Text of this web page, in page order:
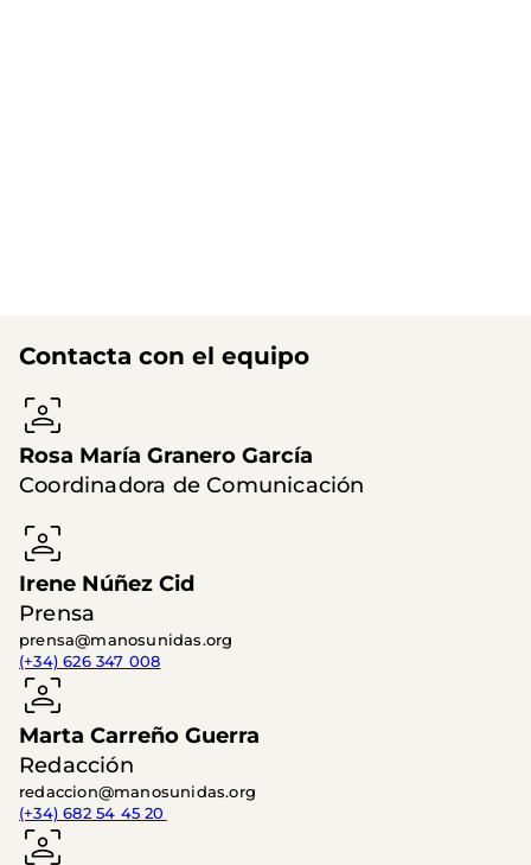
Contacta con el equipo
Rosa María Granero García
Coordinadora de Comunicación
Irene Núñez Cid
Prensa
prensa@manosunidas.org
(+34) 626 347 008
Marta Carreño Guerra
Redacción
redaccion@manosunidas.org
(+34) 682 54 45 20